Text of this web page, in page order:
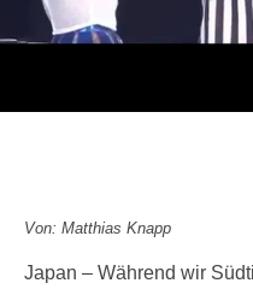
Von: Matthias Knapp
Japan – Während wir